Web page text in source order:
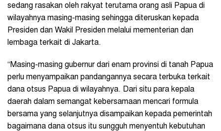
sedang rasakan oleh rakyat terutama orang asli Papua di
wilayahnya masing-masing sehingga diteruskan kepada
Presiden dan Wakil Presiden melalui mementerian dan
lembaga terkait di Jakarta.
“Masing-masing gubernur dari enam provinsi di tanah Papua
perlu menyampaikan pandangannya secara terbuka terkait
dana otsus Papua di wilayahnya. Dari situ para kepala
daerah dalam semangat kebersamaan mencari formula
bersama yang selanjutnya disampaikan kepada pemerintah
bagaimana dana otsus itu sungguh menyentuh kebutuhan